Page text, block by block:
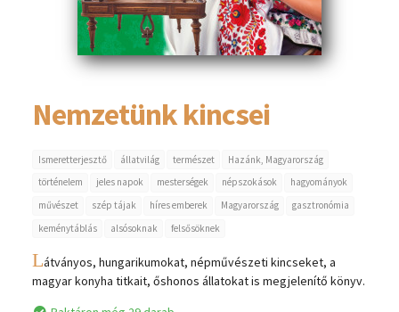
Nemzetünk kincsei
Ismeretterjesztő állatvilág természet
Hazánk, Magyarország
történelem
jeles napok mesterségek népszokások
hagyományok
művészet
szép tájak híres emberek Magyarország
gasztronómia
keménytáblás
alsósoknak felsősöknek
Látványos, hungarikumokat, népművészeti kincseket, a
magyar konyha titkait, őshonos állatokat is megjelenítő könyv.